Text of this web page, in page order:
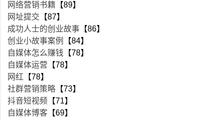
网络营销书籍 【89】
网址提交 【87】
成功人士的创业故事 【86】
创业小故事案例
【84】
自媒体怎么赚钱 【78】
自媒体运营 【78】
网红 【78】
社群营销策略 【73】
抖音短视频 【71】
自媒体博客 【69】